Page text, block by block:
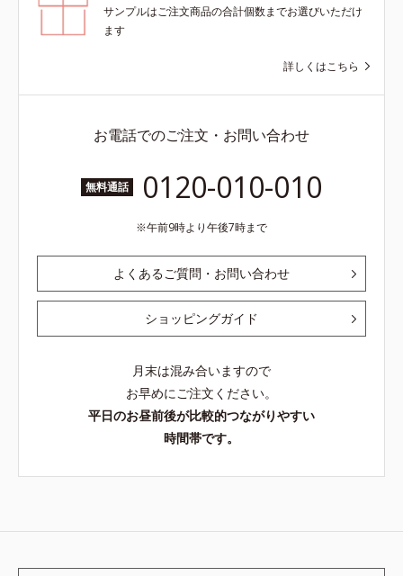
サンプルはご注文商品の合計個数までお選びいただけ
ます
詳しくはこちら
お電話でのご注文・お問い合わせ
無料通話 0120-010-010
午前9時より午後7時まで
よくあるご質問・お問い合わせ
ショッピングガイド
月末は混み合いますので
お早めにご注文ください。
平日のお昼前後が比較的つながりやすい
時間帯です。